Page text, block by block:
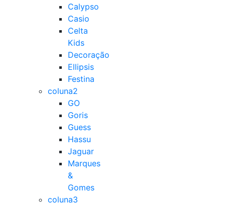
Calypso
Casio
Celta
Kids
Decoração
Ellipsis
Festina
coluna2
GO
Goris
Guess
Hassu
Jaguar
Marques
&
Gomes
coluna3